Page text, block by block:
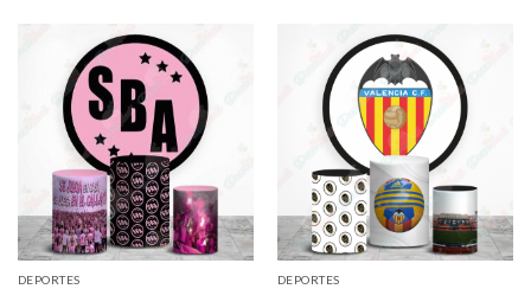
DEPORTES DEPORTES